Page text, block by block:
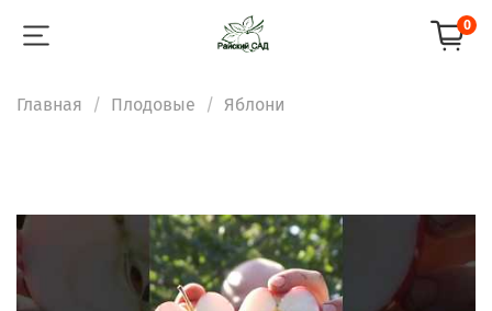
0
Главная Плодовые Яблони